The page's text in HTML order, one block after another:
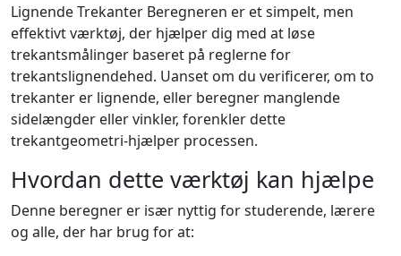
Lignende Trekanter Beregneren er et simpelt, men
effektivt værktøj, der hjælper dig med at løse
trekantsmålinger baseret på reglerne for
trekantslignendehed. Uanset om du verificerer, om to
trekanter er lignende, eller beregner manglende
sidelængder eller vinkler, forenkler dette
trekantgeometri-hjælper processen.
Hvordan dette værktøj kan hjælpe
Denne beregner er især nyttig for studerende, lærere
og alle, der har brug for at: